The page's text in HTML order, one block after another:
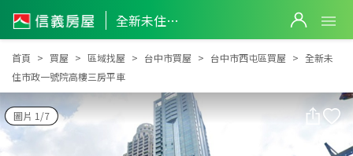
全新未住市政一號院高樓三房平車
全新未住市政一號院高樓三房平車
首頁 買屋 區域找屋 台中市買屋 台中市西屯區買屋
全新未
住市政一號院高樓三房平車
圖片 1/7